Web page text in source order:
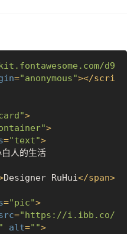
d9
="anonymous"></scri
>
>
="text">
人的生活
Designer RuHui</span>
="pic">
="https://i.ibb.co/
alt="">